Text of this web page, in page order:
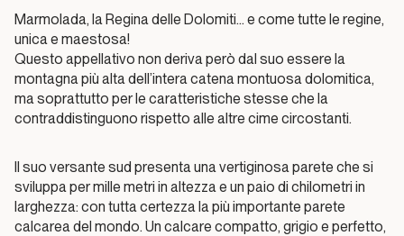
La
Marmolada
e gli ultimi
cavalieri
Jedi…
50 anni di
Marmolada
Marmolada, la Regina delle Dolomiti… e come tutte le regine,
unica e maestosa!
Questo appellativo non deriva però dal suo essere la
montagna più alta dell’intera catena montuosa dolomitica,
ma soprattutto per le caratteristiche stesse che la
contraddistinguono rispetto alle altre cime circostanti.
Il suo versante sud presenta una vertiginosa parete che si
sviluppa per mille metri in altezza e un paio di chilometri in
larghezza: con tutta certezza la più importante parete
calcarea del mondo. Un calcare compatto, grigio e perfetto,